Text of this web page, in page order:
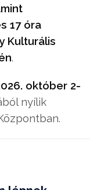
17 óra
Kulturális
.
október 2-
nyílik